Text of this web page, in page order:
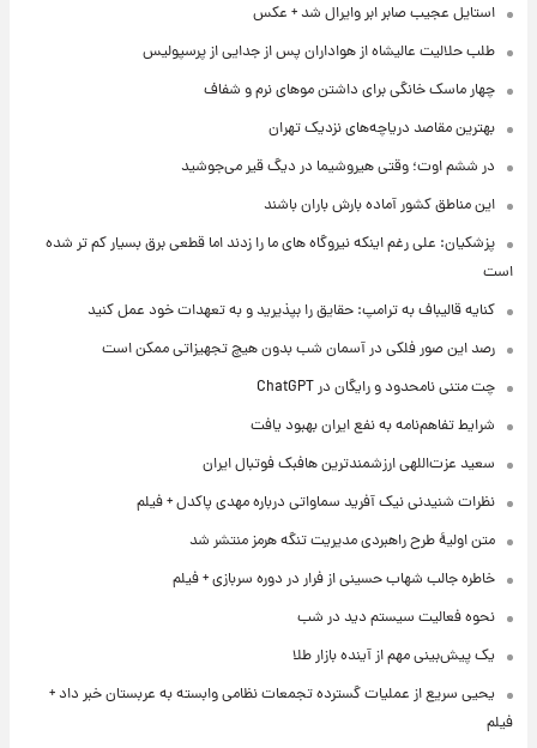
استایل عجیب صابر ابر وایرال شد + عکس
طلب حلالیت عالیشاه از هواداران پس از جدایی از پرسپولیس
چهار ماسک خانگی برای داشتن موهای نرم و شفاف
بهترین مقاصد دریاچه‌های نزدیک تهران
در ششم اوت؛ وقتی هیروشیما در دیگ قیر می‌جوشید
این مناطق کشور آماده بارش باران باشند
پزشکیان: علی رغم اینکه نیروگاه های ما را زدند اما قطعی برق بسیار کم تر شده
است
کنایه قالیباف به ترامپ: حقایق را بپذیرید و به تعهدات خود عمل کنید
رصد این صور فلکی در آسمان شب بدون هیچ تجهیزاتی ممکن است
چت متنی نامحدود و رایگان در ChatGPT
شرایط تفاهم‌نامه به نفع ایران بهبود یافت
سعید عزت‌اللهی ارزشمندترین هافبک فوتبال ایران
نظرات شنیدنی نیک آفرید سماواتی درباره مهدی پاکدل + فیلم
متن اولیۀ طرح راهبردی مدیریت تنگه هرمز منتشر شد
خاطره جالب شهاب حسینی از فرار در دوره سربازی + فیلم
نحوه فعالیت سیستم دید در شب
یک پیش‌بینی مهم از آینده بازار طلا
یحیی سریع از عملیات گسترده تجمعات نظامی وابسته به عربستان خبر داد +
فیلم